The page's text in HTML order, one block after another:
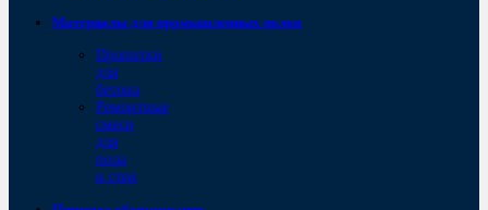
Материалы для промышленных полов
Пропитки
для
бетона
Ремонтные
смеси
для
пола
и стен